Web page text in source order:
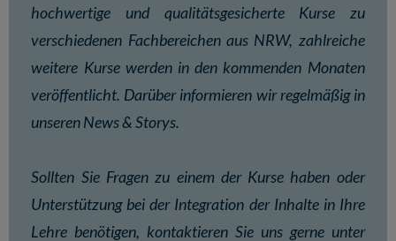
hochwertige und qualitätsgesicherte Kurse zu
verschiedenen Fachbereichen aus NRW, zahlreiche
weitere Kurse werden in den kommenden Monaten
veröffentlicht. Darüber informieren wir regelmäßig in
unserenNews & Storys.
Sollten Sie Fragen zu einem der Kurse haben oder
Unterstützung bei der Integration der Inhalte in Ihre
Lehre benötigen, kontaktieren Sie uns gerne unter